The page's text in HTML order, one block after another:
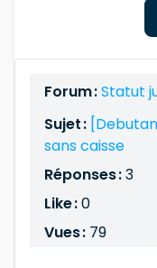
Forum :Statut
Sujet :
sans caisse
Réponses :3
Like :0
Vues : 79